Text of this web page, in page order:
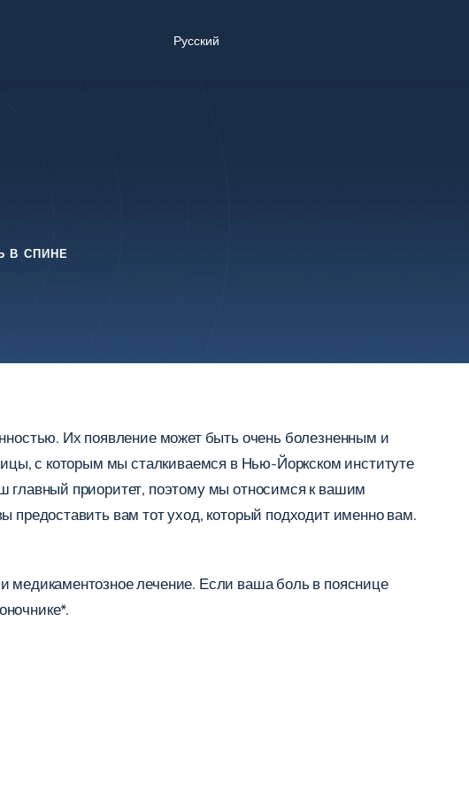
Русский
В СПИНЕ
Их появление может быть очень болезненным и
с которым мы сталкиваемся в Нью-Йоркском институте
приоритет, поэтому мы относимся к вашим
вам тот уход, который подходит именно вам.
медикаментозное лечение. Если ваша боль в пояснице